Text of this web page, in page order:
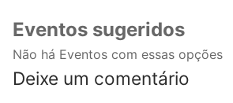
Eventos sugeridos
Não há Eventos com essas opções
Deixe um comentário